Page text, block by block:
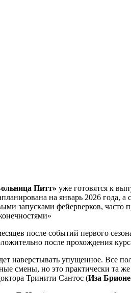
Питт» уже готовятся к
на январь 2026
запусками фейерверков,
после событий первого
после прохождения
наверстывать упущенное.
смены, но это практически
Тринити Сантос (Иза